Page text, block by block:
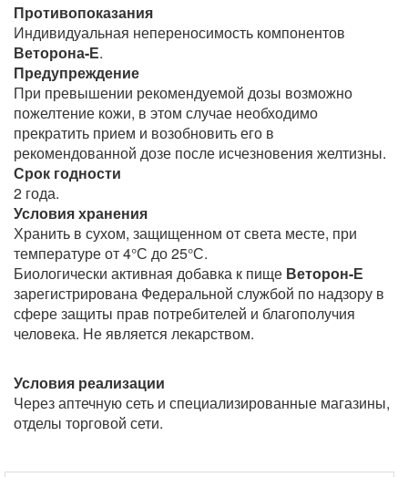
Противопоказания
Индивидуальная непереносимость компонентов
Веторона-Е.
Предупреждение
При превышении рекомендуемой дозы возможно
пожелтение кожи, в этом случае необходимо
прекратить прием и возобновить его в
рекомендованной дозе после исчезновения желтизны.
Срок годности
2 года.
Условия хранения
Хранить в сухом, защищенном от света месте, при
температуре от 4°С до 25°С.
Биологически активная добавка к пище Веторон-Е
зарегистрирована Федеральной службой по надзору в
сфере защиты прав потребителей и благополучия
человека. Не является лекарством.
Условия реализации
Через аптечную сеть и специализированные магазины,
отделы торговой сети.